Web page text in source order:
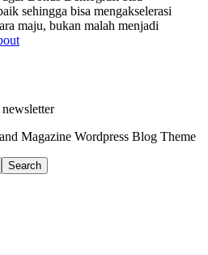
sehingga bisa mengakselerasi
maju, bukan malah menjadi
Magazine Wordpress Blog Theme